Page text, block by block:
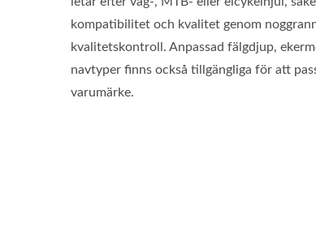
kompatibilitet och kvalitet genom
kvalitetskontroll. Anpassad fälgdjup,
navtyper finns också tillgängliga för att
varumärke.